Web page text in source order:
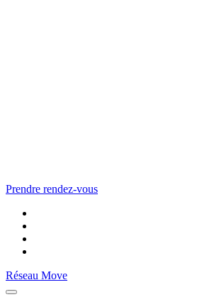
Prendre rendez-vous
Réseau Move